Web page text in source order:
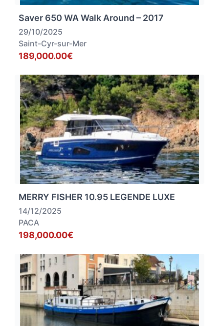
Saver 650 WA Walk Around – 2017
29/10/2025
Saint-Cyr-sur-Mer
189,000.00€
MERRY FISHER 10.95 LEGENDE LUXE
14/12/2025
PACA
198,000.00€